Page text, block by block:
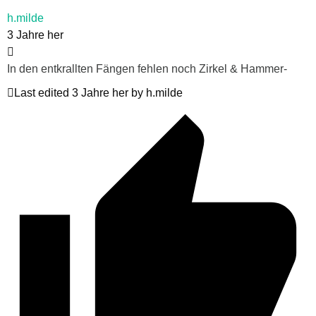
h.milde
3 Jahre her
In den entkrallten Fängen fehlen noch Zirkel & Hammer-
Last edited 3 Jahre her by h.milde